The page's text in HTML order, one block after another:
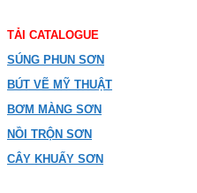
TẢI CATALOGUE
SÚNG PHUN SƠN
BÚT VẼ MỸ THUẬT
BƠM MÀNG SƠN
NỒI TRỘN SƠN
CÂY KHUẤY SƠN